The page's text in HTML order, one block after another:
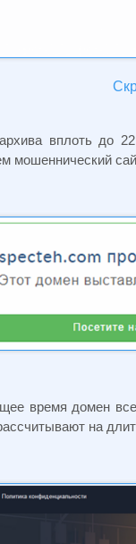
вплоть до
мошеннический
время домен
на